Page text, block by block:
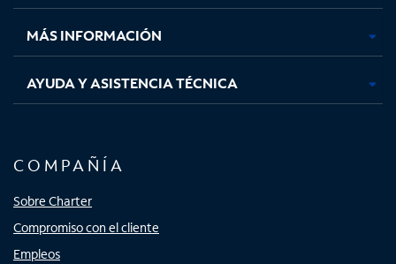
nuevanuevanuevanueva
MÁS INFORMACIÓN
AYUDA Y ASISTENCIA TÉCNICA
COMPAÑÍA
Sobre Charter
Compromiso con el cliente
Empleos